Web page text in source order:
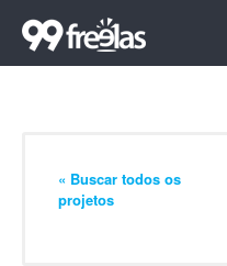
« Buscar todos os
projetos